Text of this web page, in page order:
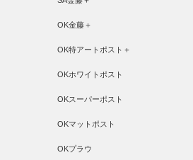
OK金藤＋
OK特アートポスト＋
OKホワイトポスト
OKスーパーポスト
OKマットポスト
OKプラウ